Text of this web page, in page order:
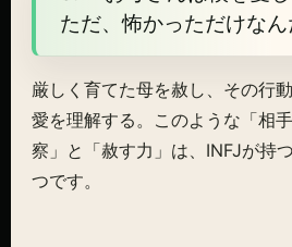
ただ、怖かっただけなん
厳しく育てた母を赦し、その行
愛を理解する。このような「相
察」と「赦す力」は、INFJが持
つです。